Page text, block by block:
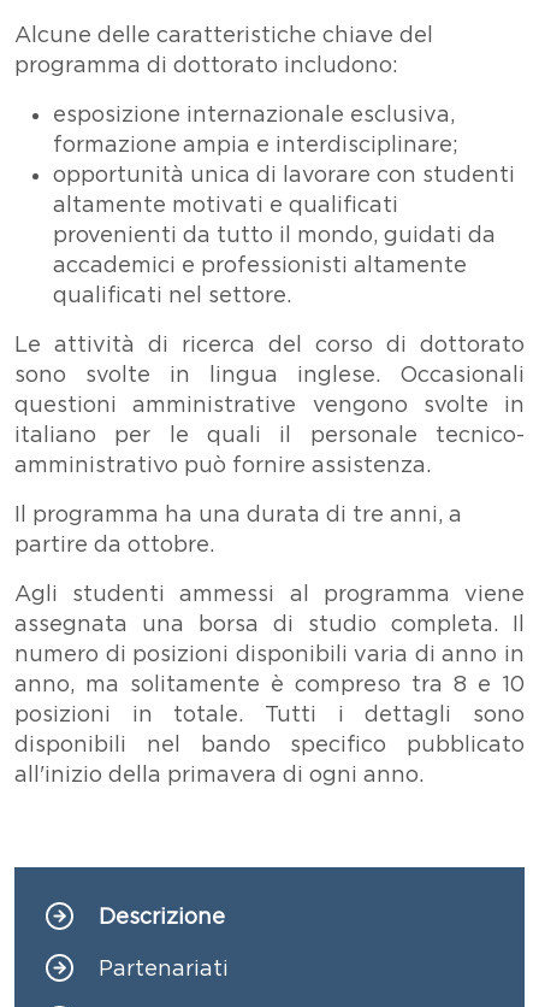
Alcune delle caratteristiche chiave del
programma di dottorato includono:
esposizione internazionale esclusiva,
formazione ampia e interdisciplinare;
opportunità unica di lavorare con studenti
altamente motivati ​​e qualificati
provenienti da tutto il mondo, guidati da
accademici e professionisti altamente
qualificati nel settore.
Le attività di ricerca del corso di dottorato
sono svolte in lingua inglese. Occasionali
questioni amministrative vengono svolte in
italiano per le quali il personale tecnico-
amministrativo può fornire assistenza.
Il programma ha una durata di tre anni, a
partire da ottobre.
Agli studenti ammessi al programma viene
assegnata una borsa di studio completa. Il
numero di posizioni disponibili varia di anno in
anno, ma solitamente è compreso tra 8 e 10
posizioni in totale. Tutti i dettagli sono
disponibili nel bando specifico pubblicato
all'inizio della primavera di ogni anno.
Navigazione principale
Descrizione
Partenariati